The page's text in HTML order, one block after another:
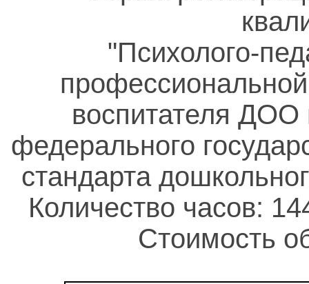
"Психолого-
воспитателя ДОО
федерального
стандарта
Количество часов:
Стоимость